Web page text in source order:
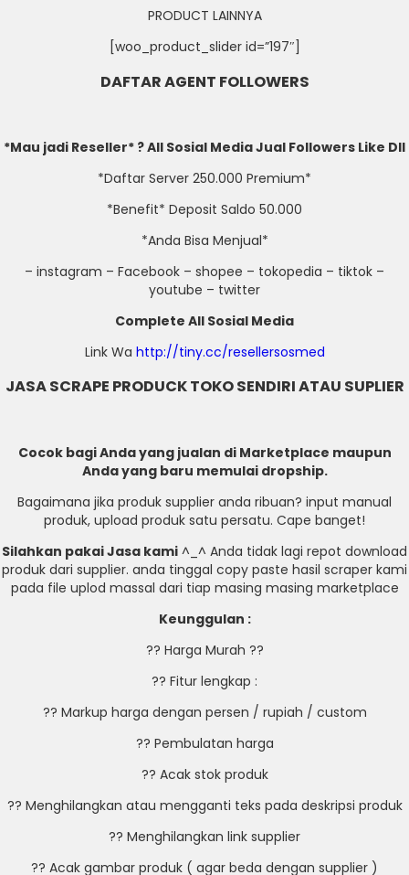
PRODUCT LAINNYA
[woo_product_slider id=”197″]
DAFTAR AGENT FOLLOWERS
*Mau jadi Reseller* ? All Sosial Media Jual Followers Like Dll
*Daftar Server 250.000 Premium*
*Benefit* Deposit Saldo 50.000
*Anda Bisa Menjual*
– instagram – Facebook – shopee – tokopedia – tiktok –
youtube – twitter
Complete All Sosial Media
Link Wa http://tiny.cc/resellersosmed
JASA SCRAPE PRODUCK TOKO SENDIRI ATAU SUPLIER
Cocok bagi Anda yang jualan di Marketplace maupun
Anda yang baru memulai dropship.
Bagaimana jika produk supplier anda ribuan? input manual
produk, upload produk satu persatu. Cape banget!
Silahkan pakai Jasa kami ^_^ Anda tidak lagi repot download
produk dari supplier. anda tinggal copy paste hasil scraper kami
pada file uplod massal dari tiap masing masing marketplace
Keunggulan :
?? Harga Murah ??
?? Fitur lengkap :
?? Markup harga dengan persen / rupiah / custom
?? Pembulatan harga
?? Acak stok produk
?? Menghilangkan atau mengganti teks pada deskripsi produk
?? Menghilangkan link supplier
?? Acak gambar produk ( agar beda dengan supplier )